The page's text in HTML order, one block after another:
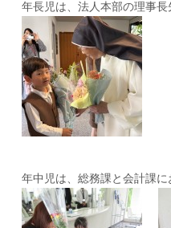
年長児は、法人本部の理事長
年中児は、総務課と会計課に